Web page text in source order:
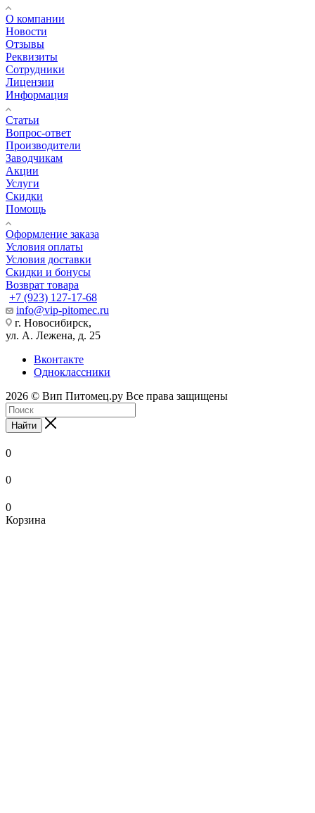
О компании
Новости
Отзывы
Реквизиты
Сотрудники
Лицензии
Информация
Статьи
Вопрос-ответ
Производители
Заводчикам
Акции
Услуги
Скидки
Помощь
Оформление заказа
Условия оплаты
Условия доставки
Скидки и бонусы
Возврат товара
+7 (923) 127-17-68
info@vip-pitomec.ru
г. Новосибирск,
ул. А. Лежена, д. 25
Вконтакте
Одноклассники
2026 © Вип Питомец.ру Все права защищены
Найти
0
0
0
Корзина